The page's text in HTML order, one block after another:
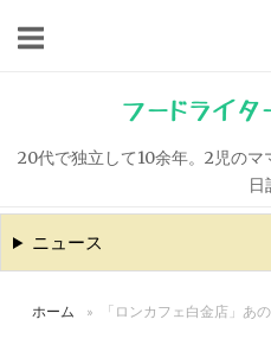
キ
ッ
フードライ
20代で独立して10余年。2児の
日
ニュース
ホーム » 「ロンカフェ白金店」あ